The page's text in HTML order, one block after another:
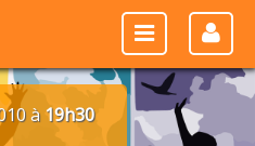
à 19h30